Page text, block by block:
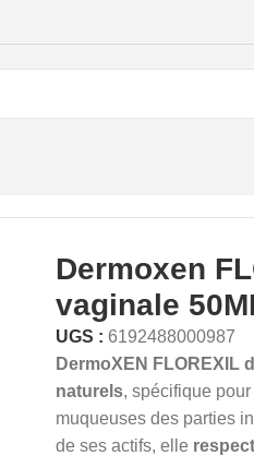
Dermoxen
vaginale
UGS :6192488000987
DermoXEN FLOREXIL
naturels, spécifique
muqueuses des parties
de ses actifs, elle